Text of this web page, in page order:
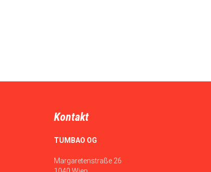
Kontakt
TUMBAO OG
Margaretenstraße 26